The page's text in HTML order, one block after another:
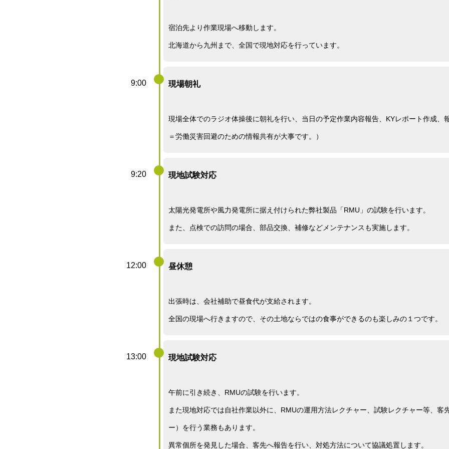
宿泊先より作業現場へ移動します。
北海道から九州まで、全国で現地対応を行っています。
9:00 現場朝礼
現場全体でのラジオ体操後に朝礼を行い、当日の予定作業内容報告、KYレポート作成、
＝労働災害回避のための情報共有が大事です。）
9:20 現地試験対応
太陽光発電所や風力発電所に据え付けられた弊社製品「RMU」の試験を行います。
また、点検での訪問の場合、部品交換、補修などメンテナンスも実施します。
12:00 昼休憩
出張時は、会社補助で昼食代が支給されます。
全国の現場へ行きますので、その土地ならではの食事ができるのも楽しみの１つです。
13:00 現地試験対応
午前に引き続き、RMUの試験を行います。
また現地対応では自社作業以外に、RMUの運用方法レクチャー、試験レクチャー等、客
ー）を行う業務もあります。
異常個所を発見した場合、客先へ報告を行い、対処方法について協議処置します。